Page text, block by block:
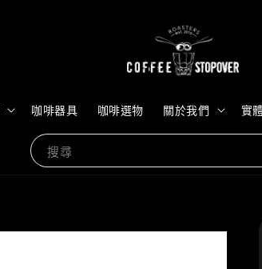
搜尋
咖啡器具 咖啡選物 關於我們 實